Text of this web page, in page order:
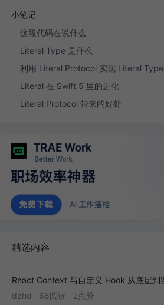
小笔记
这段代码在说什么
Literal Type 是什么
利用 Literal Protocol 实现 Literal Type
Literal 在 Swift 5 里的进化
Literal Protocol 带来的好处
精选内容
dzhd · 68阅读 · 2点赞